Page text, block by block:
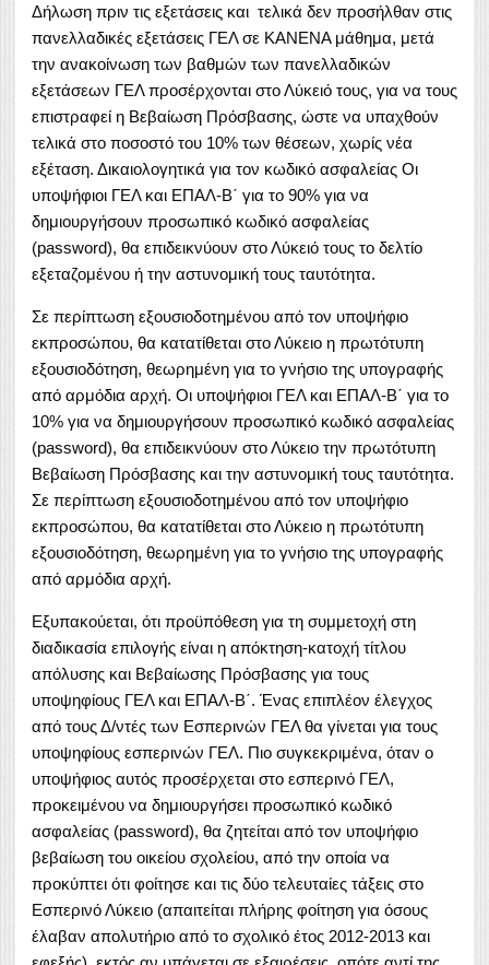
Δήλωση πριν τις εξετάσεις και τελικά δεν προσήλθαν στις
πανελλαδικές εξετάσεις ΓΕΛ σε ΚΑΝΕΝΑ μάθημα, μετά
την ανακοίνωση των βαθμών των πανελλαδικών
εξετάσεων ΓΕΛ προσέρχονται στο Λύκειό τους, για να τους
επιστραφεί η Βεβαίωση Πρόσβασης, ώστε να υπαχθούν
τελικά στο ποσοστό του 10% των θέσεων, χωρίς νέα
εξέταση. Δικαιολογητικά για τον κωδικό ασφαλείας Οι
υποψήφιοι ΓΕΛ και ΕΠΑΛ-Β΄ για το 90% για να
δημιουργήσουν προσωπικό κωδικό ασφαλείας
(password), θα επιδεικνύουν στο Λύκειό τους το δελτίο
εξεταζομένου ή την αστυνομική τους ταυτότητα.
Σε περίπτωση εξουσιοδοτημένου από τον υποψήφιο
εκπροσώπου, θα κατατίθεται στο Λύκειο η πρωτότυπη
εξουσιοδότηση, θεωρημένη για το γνήσιο της υπογραφής
από αρμόδια αρχή. Οι υποψήφιοι ΓΕΛ και ΕΠΑΛ-Β΄ για το
10% για να δημιουργήσουν προσωπικό κωδικό ασφαλείας
(password), θα επιδεικνύουν στο Λύκειο την πρωτότυπη
Βεβαίωση Πρόσβασης και την αστυνομική τους ταυτότητα.
Σε περίπτωση εξουσιοδοτημένου από τον υποψήφιο
εκπροσώπου, θα κατατίθεται στο Λύκειο η πρωτότυπη
εξουσιοδότηση, θεωρημένη για το γνήσιο της υπογραφής
από αρμόδια αρχή.
Εξυπακούεται, ότι προϋπόθεση για τη συμμετοχή στη
διαδικασία επιλογής είναι η απόκτηση-κατοχή τίτλου
απόλυσης και Βεβαίωσης Πρόσβασης για τους
υποψηφίους ΓΕΛ και ΕΠΑΛ-Β΄. Ένας επιπλέον έλεγχος
από τους Δ/ντές των Εσπερινών ΓΕΛ θα γίνεται για τους
υποψηφίους εσπερινών ΓΕΛ. Πιο συγκεκριμένα, όταν ο
υποψήφιος αυτός προσέρχεται στο εσπερινό ΓΕΛ,
προκειμένου να δημιουργήσει προσωπικό κωδικό
ασφαλείας (password), θα ζητείται από τον υποψήφιο
βεβαίωση του οικείου σχολείου, από την οποία να
προκύπτει ότι φοίτησε και τις δύο τελευταίες τάξεις στο
Εσπερινό Λύκειο (απαιτείται πλήρης φοίτηση για όσους
έλαβαν απολυτήριο από το σχολικό έτος 2012-2013 και